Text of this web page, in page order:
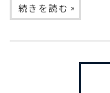
続きを読む »